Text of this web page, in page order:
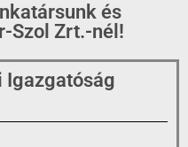
és
Szol Zrt.-nél!
Igazgatóság